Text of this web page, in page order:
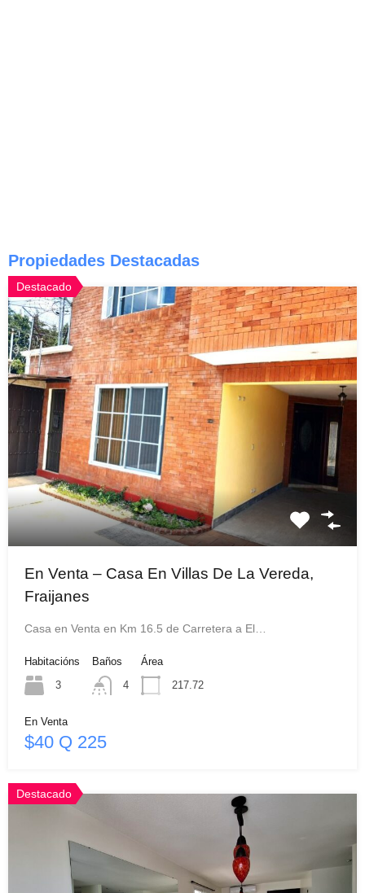
Propiedades Destacadas
Destacado
En Venta – Casa En Villas De La Vereda,
Fraijanes
Casa en Venta en Km 16.5 de Carretera a El…
Habitacións
3
Baños
4
Área
217.72
En Venta
$40 Q 225
Destacado